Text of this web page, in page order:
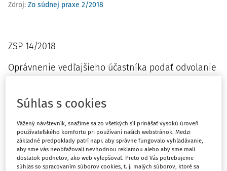
Zdroj: Zo súdnej praxe 2/2018
ZSP 14/2018
Oprávnenie vedľajšieho účastníka podať odvolanie
Občianskeho súdneho poriadku
Ak súd prvého stupňa vytvoril účastníkovi (subjektu, o
práva a povinnosti ktorého v konaní bezprostredne ide),
ktorý sám odvolanie nepodal, náležitú procesnú možnosť,
aby sa vyjadril k odvolaniu podanému vedľajším
Súhlas s cookies
Vážený návštevník, snažíme sa zo všetkých síl prinášať vysokú úroveň
používateľského komfortu pri používaní našich webstránok. Medzi
základné predpoklady patrí napr. aby správne fungovalo vyhľadávanie,
aby sme vás neobťažovali nevhodnou reklamou alebo aby sme mali
dostatok podnetov, ako web vylepšovať. Preto od Vás potrebujeme
súhlas so spracovaním súborov cookies, t. j. malých súborov, ktoré sa